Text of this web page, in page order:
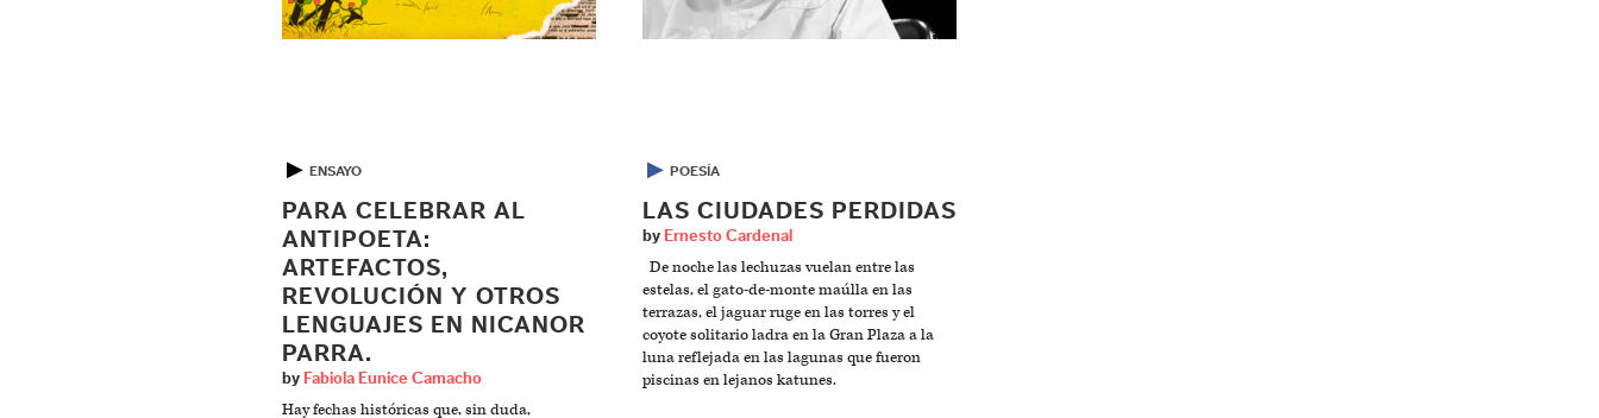
▶ ENSAYO
PARA CELEBRAR AL
ANTIPOETA:
ARTEFACTOS,
REVOLUCIÓN Y OTROS
LENGUAJES EN NICANOR
PARRA.
by Fabiola Eunice Camacho
Hay fechas históricas que, sin duda,
▶ POESÍA
LAS CIUDADES PERDIDAS
by Ernesto Cardenal
De noche las lechuzas vuelan entre las
estelas, el gato-de-monte maúlla en las
terrazas, el jaguar ruge en las torres y el
coyote solitario ladra en la Gran Plaza a la
luna reflejada en las lagunas que fueron
piscinas en lejanos katunes.